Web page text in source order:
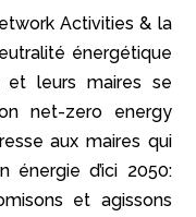
Activities & la
énergétique
et leurs maires se
net-zero energy
aux maires qui
énergie d’ici 2050:
et agissons